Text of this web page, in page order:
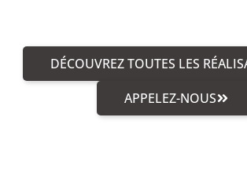
DÉCOUVREZ TOUTES LES
APPELEZ-NOUS